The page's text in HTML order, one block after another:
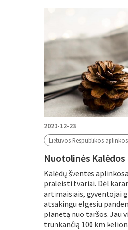
Metus
2020-12-23
Lietuvos Respublikos
Nuotolinės Kalėdos
Kalėdų šventes
praleisti tvariai. Dėl
artimaisiais, gyventojai
atsakingu elgesiu
planetą nuo taršos. Jau
trunkančią 100 km